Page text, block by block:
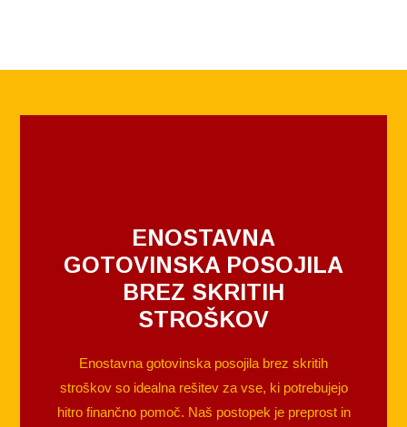
ENOSTAVNA
GOTOVINSKA POSOJILA
BREZ SKRITIH
STROŠKOV
Enostavna gotovinska posojila brez skritih
stroškov so idealna rešitev za vse, ki potrebujejo
hitro finančno pomoč. Naš postopek je preprost in